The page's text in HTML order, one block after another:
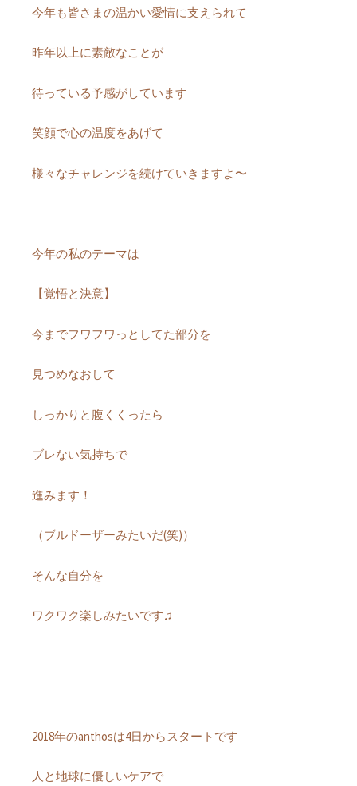
今年も皆さまの温かい愛情に支えられて
昨年以上に素敵なことが
待っている予感がしています
笑顔で心の温度をあげて
様々なチャレンジを続けていきますよ〜
今年の私のテーマは
【覚悟と決意】
今までフワフワっとしてた部分を
見つめなおして
しっかりと腹くくったら
ブレない気持ちで
進みます！
（ブルドーザーみたいだ(笑)）
そんな自分を
ワクワク楽しみたいです♫
2018年のanthosは4日からスタートです
人と地球に優しいケアで